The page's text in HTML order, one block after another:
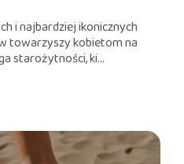
i najbardziej ikonicznych
towarzyszy kobietom na
starożytności, ki...